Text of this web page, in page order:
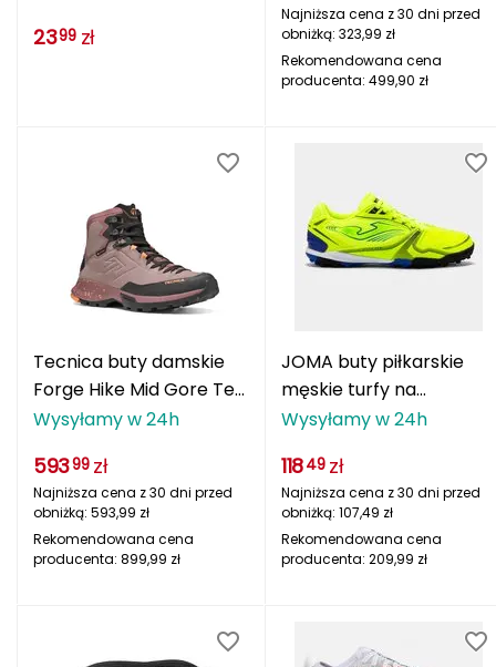
Robens
SCOOTANDRIDE
SEAFLO
SELECT
SIGNA
SILVINI
2399 zł
Najniższa cena z 30 dni przed
obniżką: 323,99 zł
Rekomendowana cena
producenta: 499,90 zł
Tecnica buty damskie
Forge Hike Mid Gore Tex
różowe
Wysyłamy w 24h
59399 zł
Najniższa cena z 30 dni przed
obniżką: 593,99 zł
Rekomendowana cena
producenta: 899,99 zł
JOMA buty piłkarskie
męskie turfy na
sztuczną trawę
Wysyłamy w 24h
11849 zł
Najniższa cena z 30 dni przed
obniżką: 107,49 zł
Rekomendowana cena
producenta: 209,99 zł